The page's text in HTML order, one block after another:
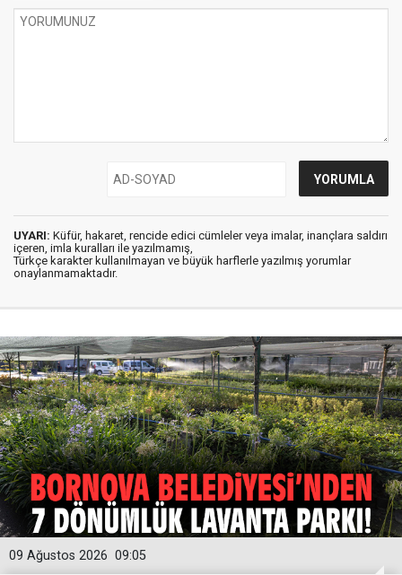
UYARI: Küfür, hakaret, rencide edici cümleler veya imalar, inançlara saldırı
içeren, imla kuralları ile yazılmamış,
Türkçe karakter kullanılmayan ve büyük harflerle yazılmış yorumlar
onaylanmamaktadır.
09:05
09 Ağustos 2026